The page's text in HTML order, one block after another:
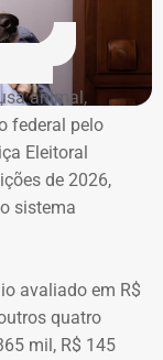
animal,
federal pelo
Eleitoral
de 2026,
sistema
avaliado em R$
quatro
mil, R$ 145